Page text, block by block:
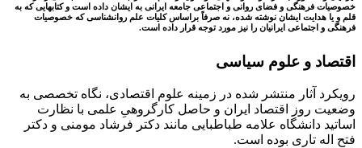
خصوصیات فرهنگی و فضای روانی و اجتماعی جامعه ایرانی به ایشان داده است و کتابهایی که به
قلم و یا هدایت ایشان نوشته شده، نه صرفاً براساس کلیات علم روان‏شناسی که خصوصیات
فرهنگی و اجتماعی ایرانیان را نیز مورد توجه قرار داده است.
اقتصاد و علوم سیاسی
رویکرد آثار منتشر شده در زمینه علوم اقتصادی، نگاه تخصصی به
وضعیت روز اقتصاد ایران و حاصل کارگروهیِ علمی با نظارت
اساتید دانشگاه‏ علامه طباطبایی مانند دکتر فرشاد مومنی و دکتر
فتح اله تاری بوده است.